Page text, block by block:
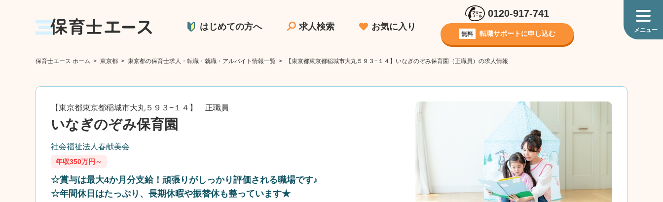
はじめての方へ 求人検索 お気に入り
0120-917-741
無料 転職サポートに申し込む
保育士エース ホーム > 東京都 > 東京都の保育士求人・転職・就職・アルバイト情報一覧 > 【東京都東京都稲城市大丸５９３−１４】いなぎのぞみ保育園（正職員）の求人情報
☆賞与は最大4か月分支給！頑張りがしっかり評価される職場です♪
☆年間休日はたっぷり、長期休暇や振替休も整っています★
【東京都東京都稲城市大丸５９３−１４】 正職員
いなぎのぞみ保育園
社会福祉法人春献美会
年収350万円～